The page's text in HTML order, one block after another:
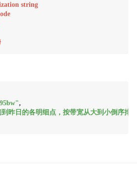
string
,
昨日的各明细点，按带宽从大到小倒序排